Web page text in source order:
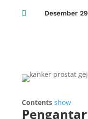
 Desember 29
Contents show
Pengantar